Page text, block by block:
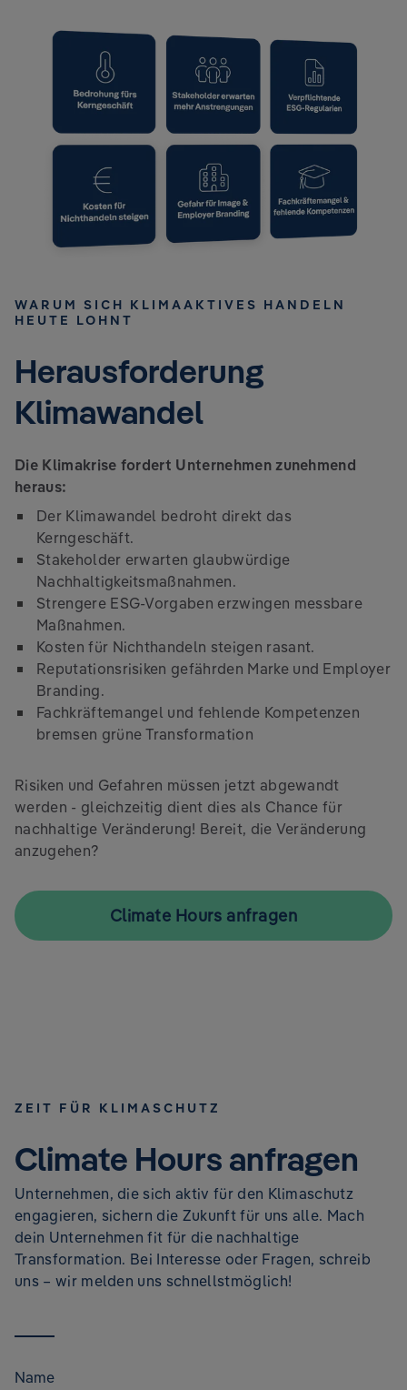
Warum fällt uns Veränderung so schwer?
Wie kann ich mich selbst und andere für
Klimaschutz motivieren?
Ali Mahlodji, Founder FutureOne
WARUM SICH KLIMAAKTIVES HANDELN
HEUTE LOHNT​
Herausforderung
Klimawandel
Die Klimakrise fordert Unternehmen zunehmend
heraus:
Der Klimawandel bedroht direkt das
Kerngeschäft.
Stakeholder erwarten glaubwürdige
Nachhaltigkeitsmaßnahmen.
Strengere ESG-Vorgaben erzwingen messbare
Maßnahmen.
Kosten für Nichthandeln steigen rasant.
Reputationsrisiken gefährden Marke und Employer
Branding.
Fachkräftemangel und fehlende Kompetenzen
bremsen grüne Transformation
Risiken und Gefahren müssen jetzt abgewandt
werden - gleichzeitig dient dies als Chance für
nachhaltige Veränderung! Bereit, die Veränderung
anzugehen?
Climate Hours anfragen
ZEIT FÜR KLIMASCHUTZ
Climate Hours anfragen
Unternehmen, die sich aktiv für den Klimaschutz
engagieren, sichern die Zukunft für uns alle. Mach
dein Unternehmen fit für die nachhaltige
Transformation. Bei Interesse oder Fragen, schreib
uns – wir melden uns schnellstmöglich!
Name